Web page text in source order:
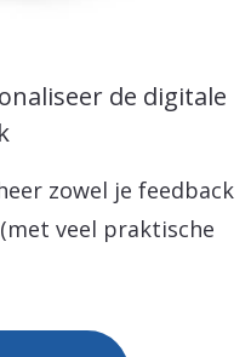
de digitale
zowel je feedback
veel praktische